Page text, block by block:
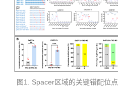
图 1. Spacer 区域的关键错配位